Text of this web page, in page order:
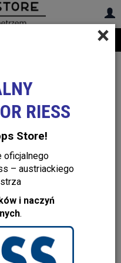
+48 22 299 19 84
×
RIESS
Store!
oficjalnego
– austriackiego
i naczyń
.